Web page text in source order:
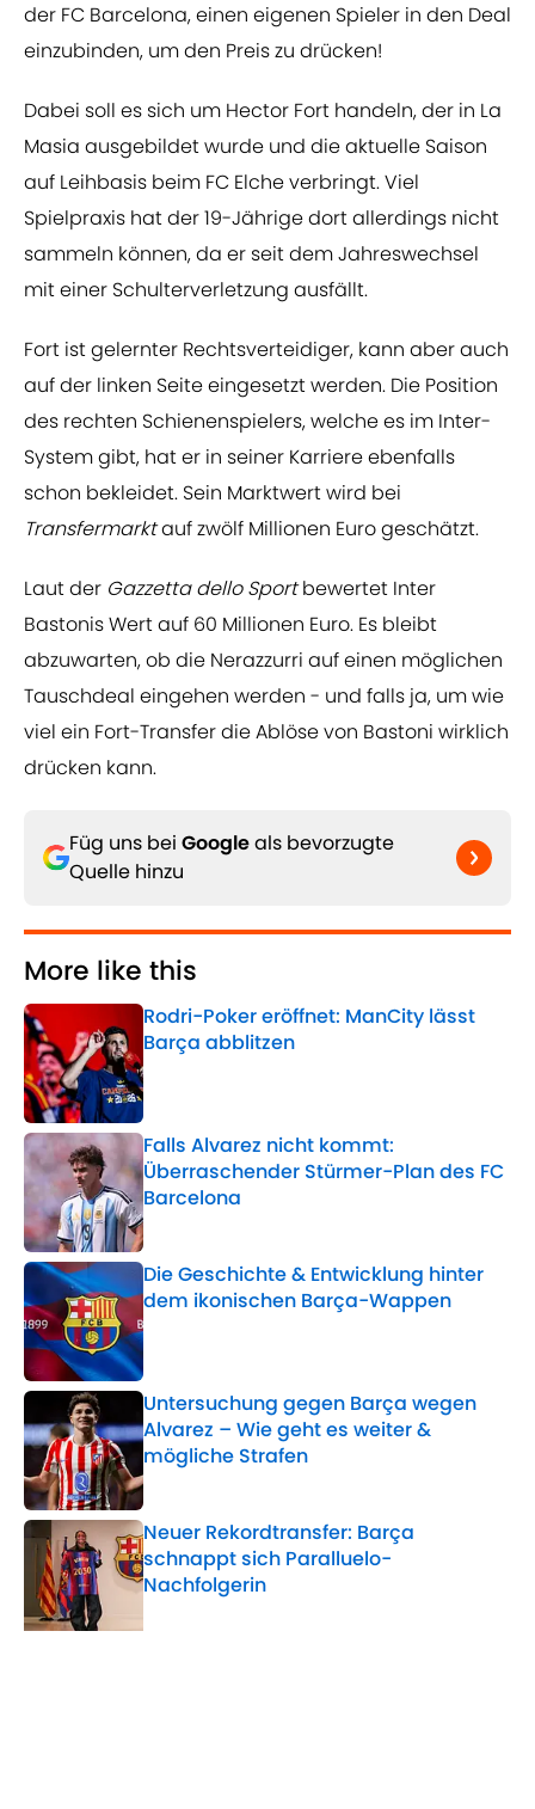
der FC Barcelona, einen eigenen Spieler in den Deal
einzubinden, um den Preis zu drücken!
Dabei soll es sich um Hector Fort handeln, der in La
Masia ausgebildet wurde und die aktuelle Saison
auf Leihbasis beim FC Elche verbringt. Viel
Spielpraxis hat der 19-Jährige dort allerdings nicht
sammeln können, da er seit dem Jahreswechsel
mit einer Schulterverletzung ausfällt.
Fort ist gelernter Rechtsverteidiger, kann aber auch
auf der linken Seite eingesetzt werden. Die Position
des rechten Schienenspielers, welche es im Inter-
System gibt, hat er in seiner Karriere ebenfalls
schon bekleidet. Sein Marktwert wird bei
Transfermarktauf zwölf Millionen Euro geschätzt.
Laut der Gazzetta dello Sportbewertet Inter
Bastonis Wert auf 60 Millionen Euro. Es bleibt
abzuwarten, ob die Nerazzurri auf einen möglichen
Tauschdeal eingehen werden - und falls ja, um wie
viel ein Fort-Transfer die Ablöse von Bastoni wirklich
drücken kann.
Füg uns bei Googleals bevorzugte
Quelle hinzu
More like this
Rodri-Poker eröffnet: ManCity lässt
Barça abblitzen
Published by on Invalid Date
Falls Alvarez nicht kommt:
Überraschender Stürmer-Plan des FC
Barcelona
Published by on Invalid Date
Die Geschichte & Entwicklung hinter
dem ikonischen Barça-Wappen
Published by on Invalid Date
Untersuchung gegen Barça wegen
Alvarez – Wie geht es weiter &
mögliche Strafen
Published by on Invalid Date
Neuer Rekordtransfer: Barça
schnappt sich Paralluelo-
Nachfolgerin